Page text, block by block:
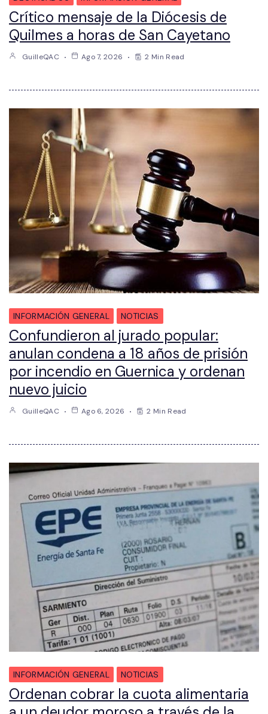
Crítico mensaje de la Diócesis de
Quilmes a horas de San Cayetano
GuilleQAC Ago 7, 2026 2 Min Read
INFORMACIÓN GENERAL NOTICIAS
Confundieron al jurado popular:
anulan condena a 18 años de prisión
por incendio en Guernica y ordenan
nuevo juicio
GuilleQAC Ago 6, 2026 2 Min Read
INFORMACIÓN GENERAL NOTICIAS
Ordenan cobrar la cuota alimentaria